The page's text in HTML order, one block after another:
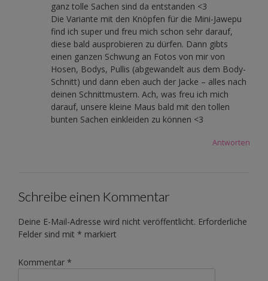
ganz tolle Sachen sind da entstanden <3
Die Variante mit den Knöpfen für die Mini-Jawepu
find ich super und freu mich schon sehr darauf,
diese bald ausprobieren zu dürfen. Dann gibts
einen ganzen Schwung an Fotos von mir von
Hosen, Bodys, Pullis (abgewandelt aus dem Body-
Schnitt) und dann eben auch der Jacke – alles nach
deinen Schnittmustern. Ach, was freu ich mich
darauf, unsere kleine Maus bald mit den tollen
bunten Sachen einkleiden zu können <3
Antworten
Schreibe einen Kommentar
Deine E-Mail-Adresse wird nicht veröffentlicht. Erforderliche
Felder sind mit * markiert
Kommentar *